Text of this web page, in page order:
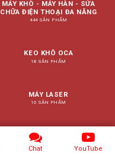
MÁY KHÒ - MÁY HÀN - SỬA
CHỮA ĐIỆN THOẠI ĐA NĂNG
444 SẢN PHẨM
KEO KHÔ OCA
18 SẢN PHẨM
MÁY LASER
10 SẢN PHẨM
MÁY ÉP KÍNH
58 SẢN PHẨM
Chat YouTube